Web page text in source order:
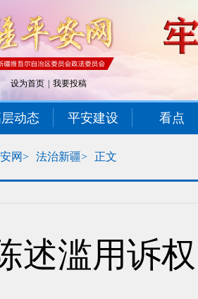
设为首页 我要投稿
动态 平安建设 看点
网> 法治新疆> 正文
述滥用诉